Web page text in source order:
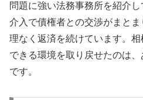
問題に強い法務事務所を紹介
介入で債権者との交渉がまと
理なく返済を続けています。相
できる環境を取り戻せたのは
です。